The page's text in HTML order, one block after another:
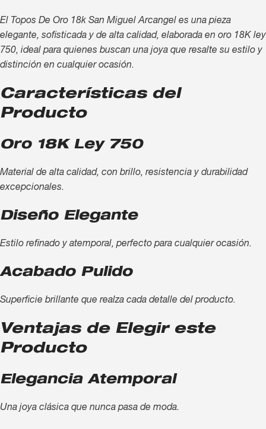
El Topos De Oro 18k San Miguel Arcangel es una pieza
elegante, sofisticada y de alta calidad, elaborada en oro 18K ley
750, ideal para quienes buscan una joya que resalte su estilo y
distinción en cualquier ocasión.
Características del
Producto
Oro 18K Ley 750
Material de alta calidad, con brillo, resistencia y durabilidad
excepcionales.
Diseño Elegante
Estilo refinado y atemporal, perfecto para cualquier ocasión.
Acabado Pulido
Superficie brillante que realza cada detalle del producto.
Ventajas de Elegir este
Producto
Elegancia Atemporal
Una joya clásica que nunca pasa de moda.